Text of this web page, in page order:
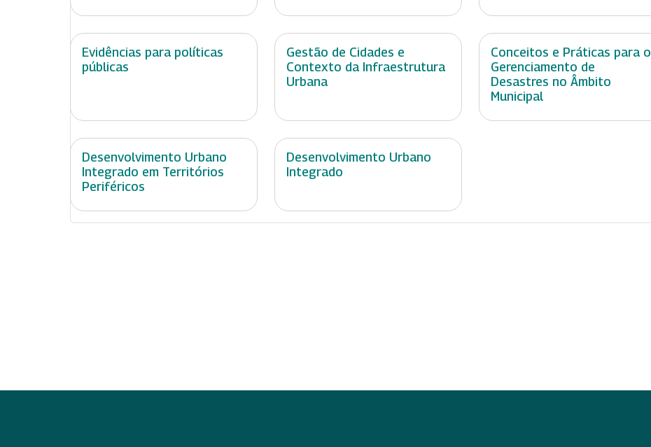
Evidências para políticas
públicas
Gestão de Cidades e
Contexto da Infraestrutura
Urbana
Conceitos e Práticas para o
Gerenciamento de
Desastres no Âmbito
Municipal
Desenvolvimento Urbano
Integrado em Territórios
Periféricos
Desenvolvimento Urbano
Integrado